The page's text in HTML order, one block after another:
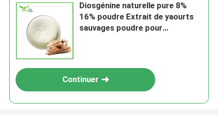
Diosgénine naturelle pure 8%
16% poudre Extrait de yaourts
sauvages poudre pour
Continuer